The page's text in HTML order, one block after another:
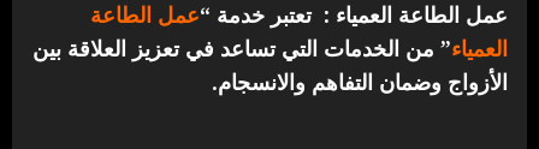
عمل الطاعة العمياء : تعتبر خدمة “عمل الطاعة
العمياء” من الخدمات التي تساعد في تعزيز العلاقة بين
الأزواج وضمان التفاهم والانسجام.